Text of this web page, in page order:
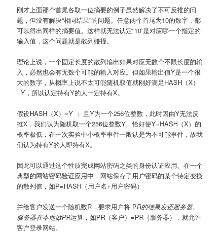
刚才上面那个首尾各取一位摘要的例子虽然解决了不可反推的问
题，但没有解决“相同结果”的问题。任意两个首尾为10的数字，都
可以得出同样的摘要值。这样就无法认定“10”是对应哪一个指定的
输入值，这个问题就是散列碰撞。
理论上说，一个固定长度的散列输出如果对应无数个不限长度的输
入，必然也会有无数个可能的输入对应。但如果输出值Y是一个很
大的数字，从概率上说不太可能随机取值就刚好满足HASH（X）
=Y，所以认定持有Y的人一定持有X。
假设HASH（X）=Y ； 且Y为一个256位整数，此时因由Y无法反
推X，我们认为随机取一个256位整数Y，恰好使Y=HASH（X）的
概率极低，在一次实验中小概率事件一般认是为不可能事件，故我
们认为持有Y的人即持有X。
因此可以通过这个性质完成网站密码之类的身份认证应用。在一个
典型的网站密码验证应用中，网站保存了用户密码的某个特定变换
的散列值，如P=HASH（用户名+用户密码）
并给客户发送一个随机数R，要求用户将 PR的结果发还服务器。
服务器在本地做PR运算，如PR（客户）=PR（服务器），就允许
客户登录网站。